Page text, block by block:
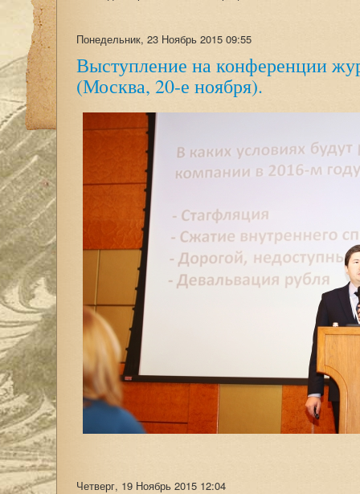
Понедельник, 23 Ноябрь 2015 09:55
Выступление на конференции
(Москва, 20-е ноября).
Четверг, 19 Ноябрь 2015 12:04